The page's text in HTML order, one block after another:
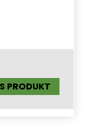
PRODUKT